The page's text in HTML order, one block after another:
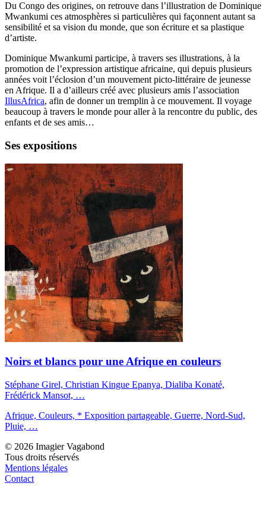
Du Congo des origines, on retrouve dans l’illustration de Dominique
Mwankumi ces atmosphères si particulières qui façonnent autant sa
sensibilité et sa vision du monde, que son écriture et sa plastique
d’artiste.
Dominique Mwankumi participe, à travers ses illustrations, à la
promotion de l’expression artistique africaine, qui depuis plusieurs
années voit l’éclosion d’un mouvement picto-littéraire de jeunesse
en Afrique. Il a d’ailleurs créé avec plusieurs amis l’association
IllusAfrica, afin de donner un tremplin à ce mouvement. Il voyage
beaucoup à travers le monde pour aller à la rencontre du public, des
enfants et de ses amis…
Ses expositions
Noirs et blancs pour une Afrique en couleurs
Stéphane Girel, Christian Kingue Epanya, Dialiba Konaté,
Frédérick Mansot, …
Afrique, Couleurs, * Exposition partageable, Guerre, Nord-Sud,
Pluie, …
© 2026 Imagier Vagabond
Tous droits réservés
Mentions légales
Contact